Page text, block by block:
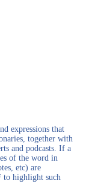
expressions that
together with
and podcasts. If a
of the word in
etc) are
to highlight such